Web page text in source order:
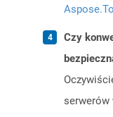
Czy
serwerów